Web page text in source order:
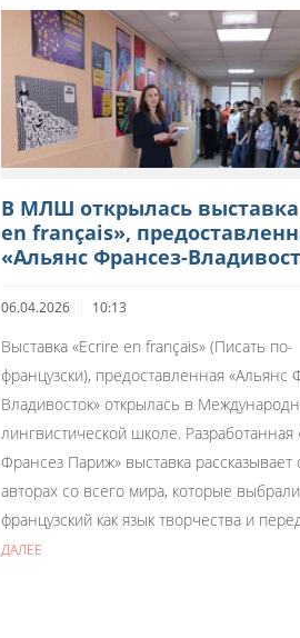
В МЛШ открылась выставка
en français»,
«Альянс Франсез-
06.04.2026 10:13
Выставка «Ecrire en français» (Писать по-
французски), предоставленная «Альянс
Владивосток» открылась в
лингвистической школе. Разработанная
Франсез Париж» выставка рассказывает
авторах со всего мира, которые выбрали
французский как язык творчества и
ДАЛЕЕ